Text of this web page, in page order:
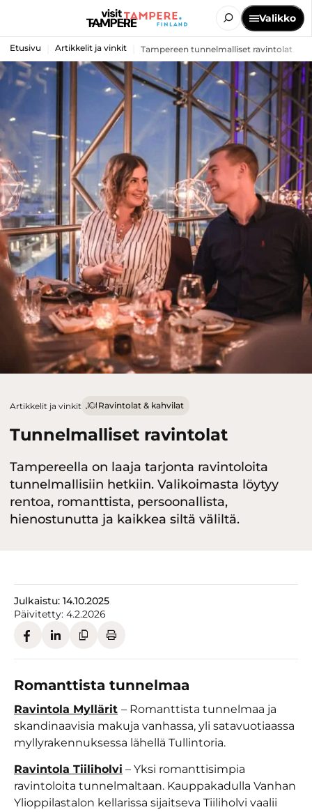
Valikko
Etusivu Artikkelit ja vinkit Tampereen tunnelmalliset ravintolat
Artikkelit ja vinkit Ravintolat & kahvilat
Tunnelmalliset ravintolat
Tampereella on laaja tarjonta ravintoloita
tunnelmallisiin hetkiin. Valikoimasta löytyy
rentoa, romanttista, persoonallista,
hienostunutta ja kaikkea siltä väliltä.
Julkaistu: 14.10.2025
Päivitetty: 4.2.2026
Romanttista tunnelmaa
Ravintola Myllärit – Romanttista tunnelmaa ja
skandinaavisia makuja vanhassa, yli satavuotiaassa
myllyrakennuksessa lähellä Tullintoria.
Ravintola Tiiliholvi – Yksi romanttisimpia
ravintoloita tunnelmaltaan. Kauppakadulla Vanhan
Ylioppilastalon kellarissa sijaitseva Tiiliholvi vaalii